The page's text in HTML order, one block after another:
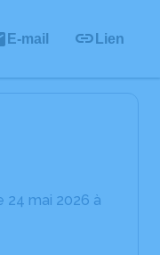
E-mail Lien
24 mai 2026 à